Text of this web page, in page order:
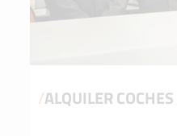
/ALQUILER